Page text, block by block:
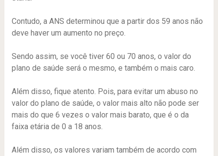
Contudo, a ANS determinou que a partir dos 59 anos não
deve haver um aumento no preço.
Sendo assim, se você tiver 60 ou 70 anos, o valor do
plano de saúde será o mesmo, e também o mais caro.
Além disso, fique atento. Pois, para evitar um abuso no
valor do plano de saúde, o valor mais alto não pode ser
mais do que 6 vezes o valor mais barato, que é o da
faixa etária de 0 a 18 anos.
Além disso, os valores variam também de acordo com